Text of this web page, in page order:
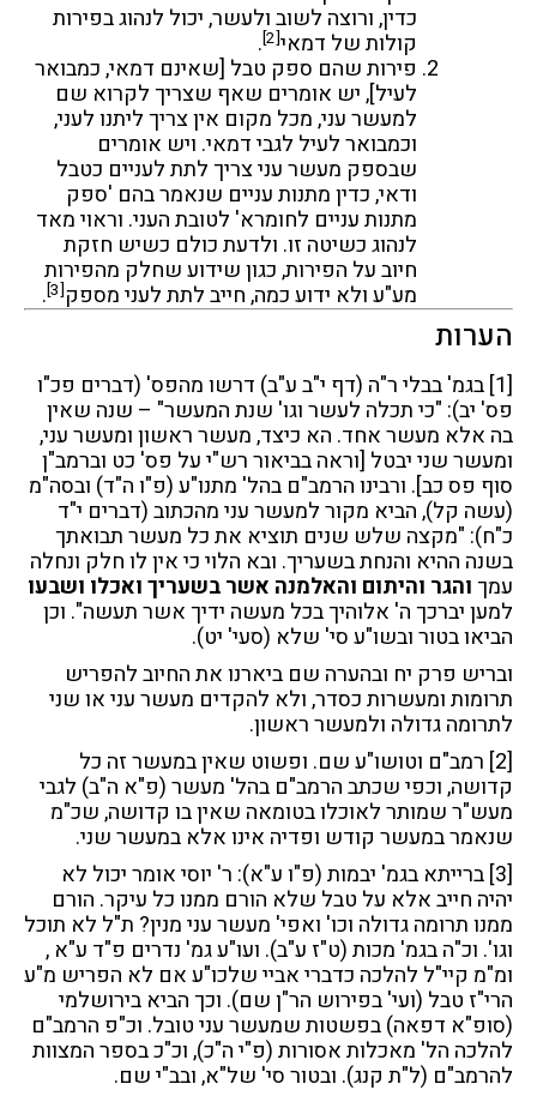
כדין, ורוצה לשוב ולעשר, יכול לנהוג בפירות
קולות של דמאי[2]
.
פירות שהם ספק טבל [שאינם דמאי, כמבואר
לעיל], יש אומרים שאף שצריך לקרוא שם
למעשר עני, מכל מקום אין צריך ליתנו לעני,
וכמבואר לעיל לגבי דמאי. ויש אומרים
שבספק מעשר עני צריך לתת לעניים כטבל
ודאי, כדין מתנות עניים שנאמר בהם 'ספק
מתנות עניים לחומרא' לטובת העני. וראוי מאד
לנהוג כשיטה זו. ולדעת כולם כשיש חזקת
חיוב על הפירות, כגון שידוע שחלק מהפירות
מע"ע ולא ידוע כמה, חייב לתת לעני מספק[3]
.
הערות
[1] בגמ' בבלי ר"ה (דף י"ב ע"ב) דרשו מהפס' (דברים פכ"ו
פס' יב): "כי תכלה לעשר וגו' שנת המעשר" – שנה שאין
בה אלא מעשר אחד. הא כיצד, מעשר ראשון ומעשר עני,
ומעשר שני יבטל [וראה בביאור רש"י על פס' כט וברמב"ן
סוף פס כב]. ורבינו הרמב"ם בהל' מתנו"ע (פ"ו ה"ד) ובסה"מ
(עשה קל), הביא מקור למעשר עני מהכתוב (דברים י"ד
כ"ח): "מקצה שלש שנים תוציא את כל מעשר תבואתך
בשנה ההיא והנחת בשעריך. ובא הלוי כי אין לו חלק ונחלה
עמךוהגר והיתום והאלמנה אשר בשעריך ואכלו ושבעו
למען יברכך ה' אלוהיך בכל מעשה ידיך אשר תעשה". וכן
הביאו בטור ובשו"ע סי' שלא (סעי' יט).
ובריש פרק יח ובהערה שם ביארנו את החיוב להפריש
תרומות ומעשרות כסדר, ולא להקדים מעשר עני או שני
לתרומה גדולה ולמעשר ראשון.
[2]
רמב"ם וטושו"ע שם. ופשוט שאין במעשר זה כל
קדושה, וכפי שכתב הרמב"ם בהל' מעשר (פ"א ה"ב) לגבי
מעש"ר שמותר לאוכלו בטומאה שאין בו קדושה, שכ"מ
שנאמר במעשר קודש ופדיה אינו אלא במעשר שני.
[3]
ברייתא בגמ' יבמות (פ"ו ע"א): ר' יוסי אומר יכול לא
יהיה חייב אלא על טבל שלא הורם ממנו כל עיקר. הורם
ממנו תרומה גדולה וכו' ואפי' מעשר עני מנין? ת"ל לא תוכל
וגו'. וכ"ה בגמ' מכות (ט"ז ע"ב). ועו"ע גמ' נדרים פ"ד ע"א ,
ומ"מ קיי"ל להלכה כדברי אביי שלכו"ע אם לא הפריש מ"ע
הרי"ז טבל (ועי' בפירוש הר"ן שם). וכך הביא בירושלמי
(סופ"א דפאה) בפשטות שמעשר עני טובל. וכ"פ הרמב"ם
להלכה הל' מאכלות אסורות (פ"י ה"כ), וכ"כ בספר המצוות
להרמב"ם (ל"ת קנג). ובטור סי' של"א, ובב"י שם.